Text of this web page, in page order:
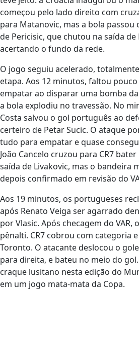
começou pelo lado direito com
para Matanovic, mas a bola passou
de Pericisic, que chutou na saída de
acertando o fundo da rede.
O jogo seguiu acelerado,
etapa. Aos 12 minutos, faltou pouco
empatar ao disparar uma bomba
a bola explodiu no travessão. No
Costa salvou o gol português ao
certeiro de Petar Sucic. O ataque
tudo para empatar e quase
João Cancelo cruzou para CR7
saída de Livakovic, mas o bandeira
depois confirmado em revisão do
Aos 19 minutos, os portugueses
após Renato Veiga ser agarrado
por Vlasic. Após checagem do
pênalti. CR7 cobrou com categoria
Toronto. O atacante deslocou o
para direita, e bateu no meio do
craque lusitano nesta edição do
em um jogo mata-mata da Copa.